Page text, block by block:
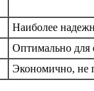
Наиболее
Оптимально для
Экономично, не